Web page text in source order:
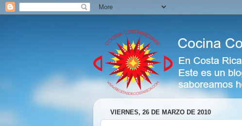
VIERNES, 26 DE MARZO DE 2010